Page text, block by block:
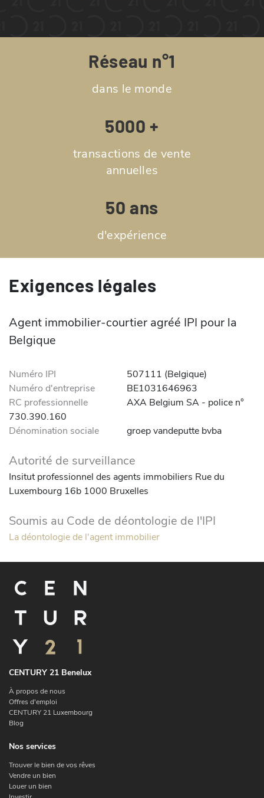
Réseau n°1
dans le monde
5000 +
transactions de vente
annuelles
50 ans
d'expérience
Exigences légales
Agent immobilier-courtier agréé IPI pour la
Belgique
Numéro IPI
507111 (Belgique)
Numéro d'entreprise
BE1031646963
RC professionnelle
AXA Belgium SA - police n°
730.390.160
Dénomination sociale
groep vandeputte bvba
Autorité de surveillance
Insitut professionnel des agents immobiliers Rue du
Luxembourg 16b 1000 Bruxelles
Soumis au Code de déontologie de l'IPI
La déontologie de l'agent immobilier
CENTURY 21 Benelux
À propos de nous
Offres d'emploi
CENTURY 21 Luxembourg
Blog
Nos services
Trouver le bien de vos rêves
Vendre un bien
Louer un bien